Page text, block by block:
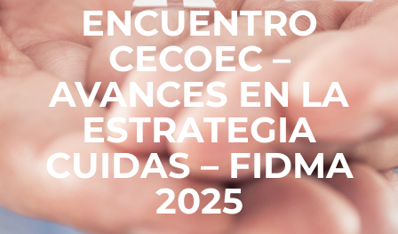
ENCUENTRO
CECOEC –
AVANCES EN LA
ESTRATEGIA
CUIDAS – FIDMA
2025